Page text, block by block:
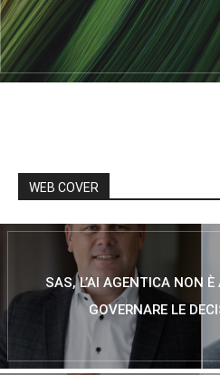
WEB COVER
SAS, L’AI AGENTICA NON
GOVERNARE LE